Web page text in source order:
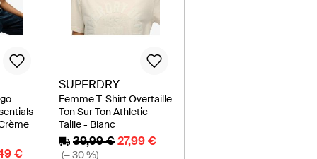
€
SUPERDRY
Femme T-Shirt Overtaille
Ton Sur Ton Athletic
Taille - Blanc
39,99 €27,99 €
(− 30 %)